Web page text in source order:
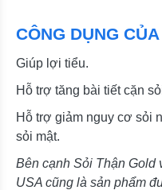
CÔNG DỤNG
Giúp lợi tiểu.
Hỗ trợ tăng bài tiết cặn
Hỗ trợ giảm nguy cơ sỏi
sỏi mật.
Bên cạnh Sỏi Thận Gold
USA cũng là sản phẩm